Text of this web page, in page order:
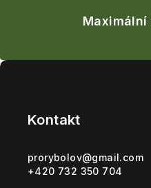
Maximální
Kontakt
prorybolov@gmail.com
+420 732 350 704